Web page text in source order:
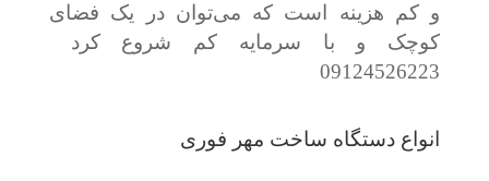
و کم هزینه است که می‌توان در یک فضای
کوچک و با سرمایه کم شروع کرد
09124526223
انواع دستگاه ساخت مهر فوری